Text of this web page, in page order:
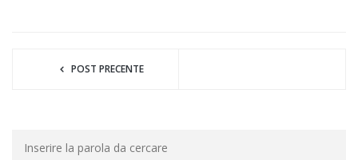
POST PRECENTE